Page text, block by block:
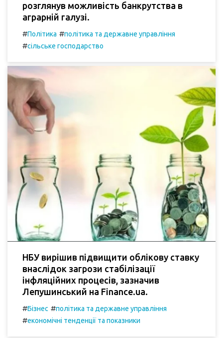
розглянув можливість банкрутства в
аграрній галузі.
#Політика #політика та державне управління
#сільське господарство
НБУ вирішив підвищити облікову ставку
внаслідок загрози стабілізації
інфляційних процесів, зазначив
Лепушинський на Finance.ua.
#Бізнес #політика та державне управління
#економічні тенденції та показники